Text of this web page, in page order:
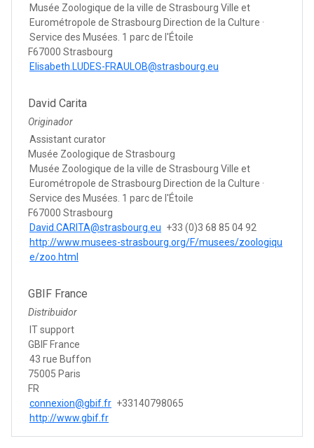
Musée Zoologique de la ville de Strasbourg Ville et
Eurométropole de Strasbourg Direction de la Culture ·
Service des Musées. 1 parc de l'Étoile
F67000 Strasbourg
Elisabeth.LUDES-FRAULOB@strasbourg.eu
David Carita
Originador
Assistant curator
Musée Zoologique de Strasbourg
Musée Zoologique de la ville de Strasbourg Ville et
Eurométropole de Strasbourg Direction de la Culture ·
Service des Musées. 1 parc de l'Étoile
F67000 Strasbourg
David.CARITA@strasbourg.eu +33 (0)3 68 85 04 92
http://www.musees-strasbourg.org/F/musees/zoologiqu
e/zoo.html
GBIF France
Distribuidor
IT support
GBIF France
43 rue Buffon
75005 Paris
FR
connexion@gbif.fr +33140798065
http://www.gbif.fr